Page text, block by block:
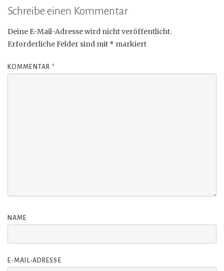
Schreibe einen Kommentar
Deine E-Mail-Adresse wird nicht veröffentlicht.
Erforderliche Felder sind mit * markiert
KOMMENTAR *
NAME
E-MAIL-ADRESSE